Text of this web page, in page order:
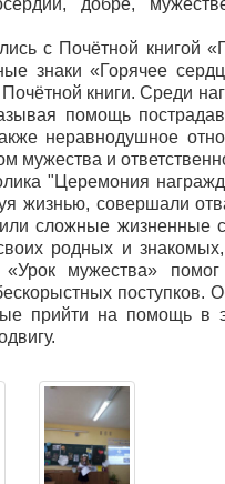
добре,
с Почётной книгой
знаки «Горячее
книги. Среди
помощь
неравнодушное
мужества и
"Церемония
жизнью, совершали
или сложные
родных и
«Урок мужества»
поступков.
прийти на помощь в